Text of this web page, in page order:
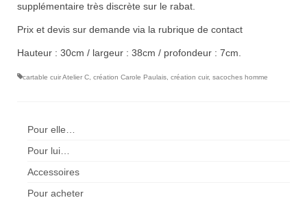
supplémentaire très discrète sur le rabat.
Prix et devis sur demande via la rubrique de contact
Hauteur : 30cm / largeur : 38cm / profondeur : 7cm.
cartable cuir Atelier C, création Carole Paulais, création cuir, sacoches homme
Pour elle…
Pour lui…
Accessoires
Pour acheter